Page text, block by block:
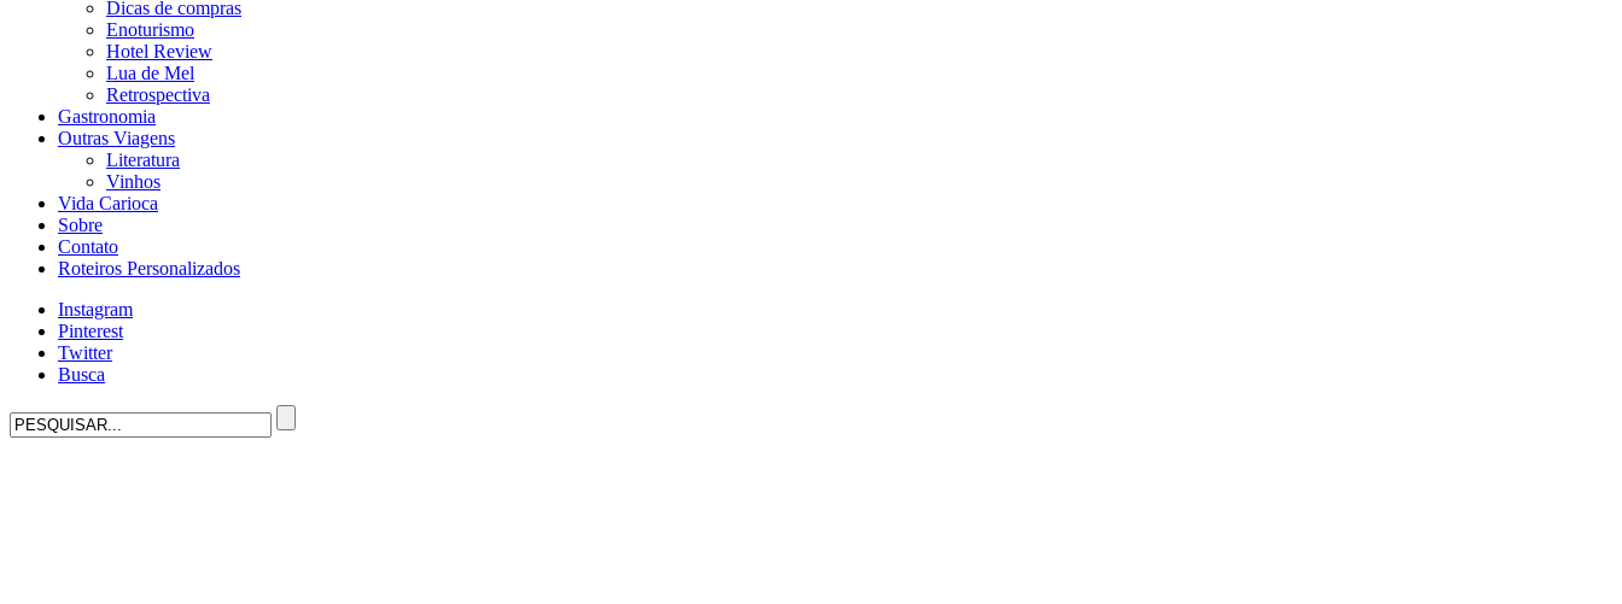
Dicas de compras
Enoturismo
Hotel Review
Lua de Mel
Retrospectiva
Gastronomia
Outras Viagens
Literatura
Vinhos
Vida Carioca
Sobre
Contato
Roteiros Personalizados
Instagram
Pinterest
Twitter
Busca